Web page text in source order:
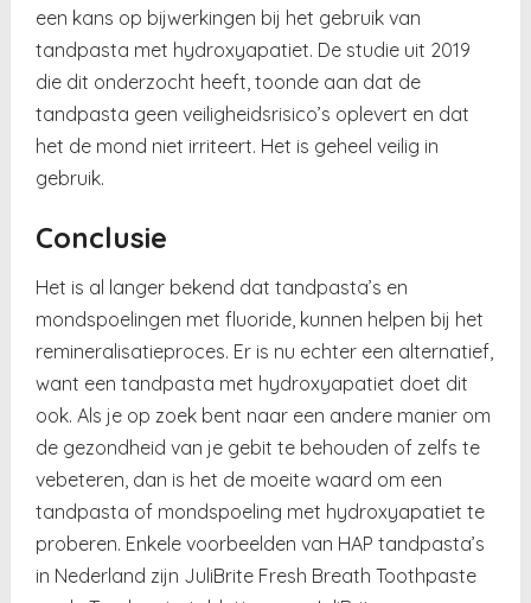
een kans op bijwerkingen bij het gebruik van
tandpasta met hydroxyapatiet. De studie uit 2019
die dit onderzocht heeft, toonde aan dat de
tandpasta geen veiligheidsrisico’s oplevert en dat
het de mond niet irriteert. Het is geheel veilig in
gebruik.
Conclusie
Het is al langer bekend dat tandpasta’s en
mondspoelingen met fluoride, kunnen helpen bij het
remineralisatieproces. Er is nu echter een alternatief,
want een tandpasta met hydroxyapatiet doet dit
ook. Als je op zoek bent naar een andere manier om
de gezondheid van je gebit te behouden of zelfs te
vebeteren, dan is het de moeite waard om een
tandpasta of mondspoeling met hydroxyapatiet te
proberen. Enkele voorbeelden van HAP tandpasta’s
in Nederland zijn JuliBrite Fresh Breath Toothpaste